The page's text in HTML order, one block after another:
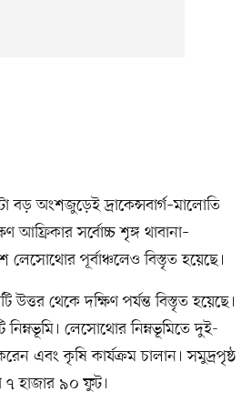
অংশজুড়েই দ্রাকেন্সবার্গ–মালোতি
আফ্রিকার সর্বোচ্চ শৃঙ্গ থাবানা–
পূর্বাঞ্চলেও বিস্তৃত হয়েছে।
থেকে দক্ষিণ পর্যন্ত বিস্তৃত হয়েছে।
লেসোথোর নিম্নভূমিতে দুই-
এবং কৃষি কার্যক্রম চালান। সমুদ্রপৃষ্ঠ
৭ হাজার ৯০ ফুট।